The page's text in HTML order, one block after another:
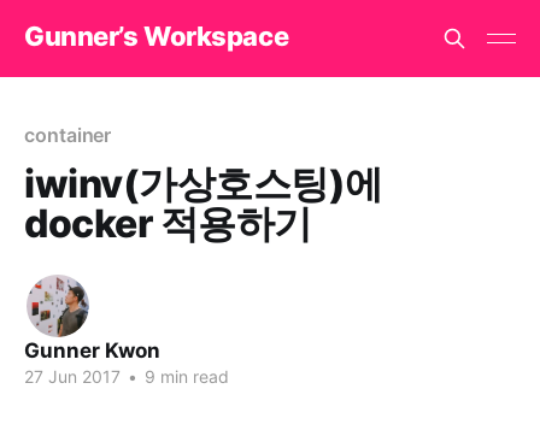
Gunner’s Workspace
container
iwinv(가상호스팅)에
docker 적용하기
Gunner Kwon
27 Jun 2017 • 9 min read